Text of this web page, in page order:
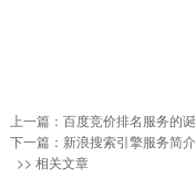
上一篇： 百度竞价排名服务的
下一篇： 新浪搜索引擎服务简介
>> 相关文章